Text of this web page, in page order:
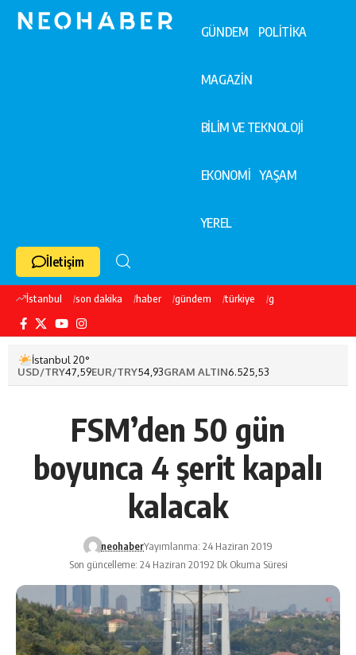
GÜNDEM POLİTİKA
MAGAZİN
BİLİM VE TEKNOLOJİ
EKONOMİ YAŞAM
YEREL
İletişim
İstanbul son dakika haber gündem türkiye galatasaray
İstanbul 20°
USD/TRY47,59EUR/TRY54,93GRAM ALTIN6.525,53
FSM’den 50 gün
boyunca 4 şerit kapalı
kalacak
neohaberYayımlanma: 24 Haziran 2019
Son güncelleme: 24 Haziran 20192 Dk Okuma Süresi